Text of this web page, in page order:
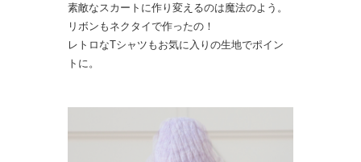
素敵なスカートに作り変えるのは魔法のよう。
リボンもネクタイで作ったの！
レトロなTシャツもお気に入りの生地でポイン
トに。